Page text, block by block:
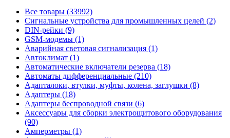
Все товары (33992)
Cигнальные устройства для промышленных целей (2)
DIN-рейки (9)
GSM-модемы (1)
Аварийная световая сигнализация (1)
Автоклимат (1)
Автоматические включатели резерва (18)
Автоматы дифференциальные (210)
Адапталоки, втулки, муфты, колена, заглушки (8)
Адаптеры (18)
Адаптеры беспроводной связи (6)
Аксессуары для сборки электрощитового оборудования
(90)
Амперметры (1)